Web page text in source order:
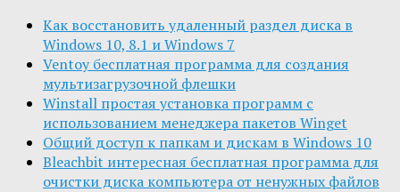
Как восстановить удаленный раздел диска в
Windows 10, 8.1 и Windows 7
Ventoy бесплатная программа для создания
мультизагрузочной флешки
Winstall простая установка программ с
использованием менеджера пакетов Winget
Общий доступ к папкам и дискам в Windows 10
Bleachbit интересная бесплатная программа для
очистки диска компьютера от ненужных файлов